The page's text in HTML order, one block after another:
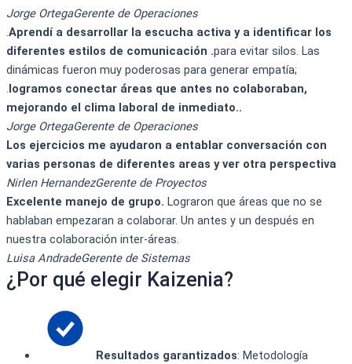
Jorge OrtegaGerente de Operaciones
.Aprendí a desarrollar la escucha activa y a identificar los
diferentes estilos de comunicación .para evitar silos. Las
dinámicas fueron muy poderosas para generar empatía;
.logramos conectar áreas que antes no colaboraban,
mejorando el clima laboral de inmediato..
Jorge OrtegaGerente de Operaciones
​Los ejercicios me ayudaron a entablar conversación con
varias personas de diferentes areas y ver otra perspectiva​
Nirlen Hernandez​Gerente de Proyectos​
​Excelente manejo de grupo. ​Lograron que áreas que no se
hablaban empezaran a colaborar. Un antes y un después en
nuestra colaboración inter-áreas.​
Luisa Andrade​Gerente de Sistemas​
¿Por qué elegir Kaizenia?
Resultados garantizados: Metodología